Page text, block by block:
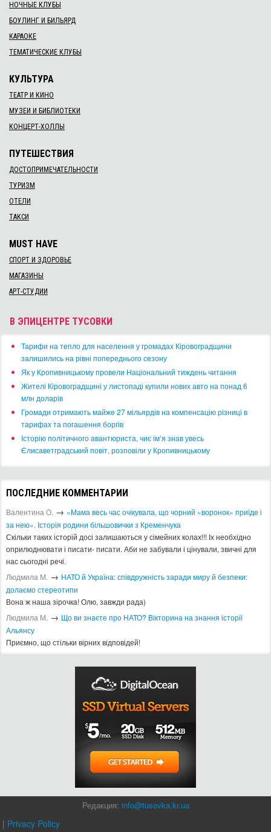
НОЧНЫЕ КЛУБЫ
БОУЛИНГ И БИЛЬЯРД
КАРАОКЕ
ТЕМАТИЧЕСКИЕ КЛУБЫ
КУЛЬТУРА
ТЕАТР И КИНО
МУЗЕИ И БИБЛИОТЕКИ
КОНЦЕРТ-ХОЛЛЫ
ПУТЕШЕСТВИЯ
ДОСТОПРИМЕЧАТЕЛЬНОСТИ
ТУРИЗМ
ОТЕЛИ
ТАКСИ
MUST HAVE
СПОРТ И ЗДОРОВЬЕ
МАГАЗИНЫ
АРТ-СТУДИИ
В ЭПИЦЕНТРЕ ТУСОВКИ
​Тарифи на тепло для населення у громадах Кіровоградщини
залишились на рівні попереднього сезону
​Як у Кропивницькому провели Національний тиждень читання
​Жителі Кіровоградщині у листопаді купили нових авто на понад 6
млн доларів
​Громади отримають майже 27 мільярдів на компенсацію різниці в
тарифах та погашення боргів
Історію політичного авантюриста, чиє ім’я знав увесь
Єлисаветградський повіт, розповіли у Кропивницькому
ПОСЛЕДНИЕ КОММЕНТАРИИ
Валентина О. → «Мама весь час очікувала, що чорний «воронок» приїде і
за нею». Історія родини більшовички з Кременчука
Скільки таких історій досі залишаються у сімейних колах!!! Іх необхідно
оприлюднювати і писати- писати. Аби не забували і цінували, звичні для
нас сьогодні речі.
Людмила М. → ​НАТО й Україна: співдружність заради миру й безпеки:
долаємо стереотипи
Вона ж наша зірочка! Олю, завжди рада)
Людмила М. → Що ви знаєте про НАТО? Вікторина на знання історії
Альянсу ​
Приємно, що стільки вірних відповідей!
Редакция: info@tusovka.kr.ua
| Privacy Policy